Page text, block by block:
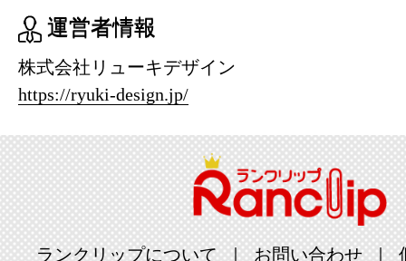
運営者情報
株式会社リューキデザイン
https://ryuki-design.jp/
ランクリップについて お問い合わせ